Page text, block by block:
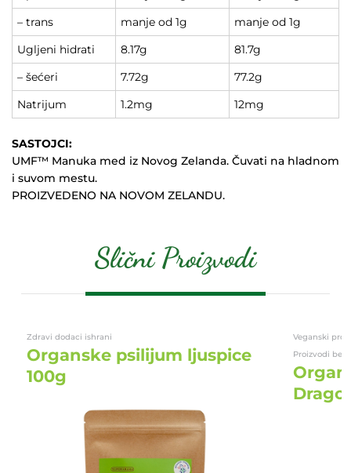
– trans
manje od 1g
manje od 1g
Ugljeni hidrati
8.17g
81.7g
– šećeri
7.72g
77.2g
Natrijum
1.2mg 12mg
SASTOJCI:
UMF™ Manuka med iz Novog Zelanda. Čuvati na hladnom
i suvom mestu.
PROIZVEDENO NA NOVOM ZELANDU.
Slični Proizvodi
Zdravi dodaci ishrani
Organske psilijum ljuspice
100g
Veganski
Proizvodi bez